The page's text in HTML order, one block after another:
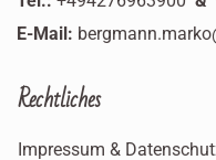
E-Mail:
Rechtliches
Impressum &